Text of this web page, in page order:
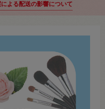
よる配送の影響について